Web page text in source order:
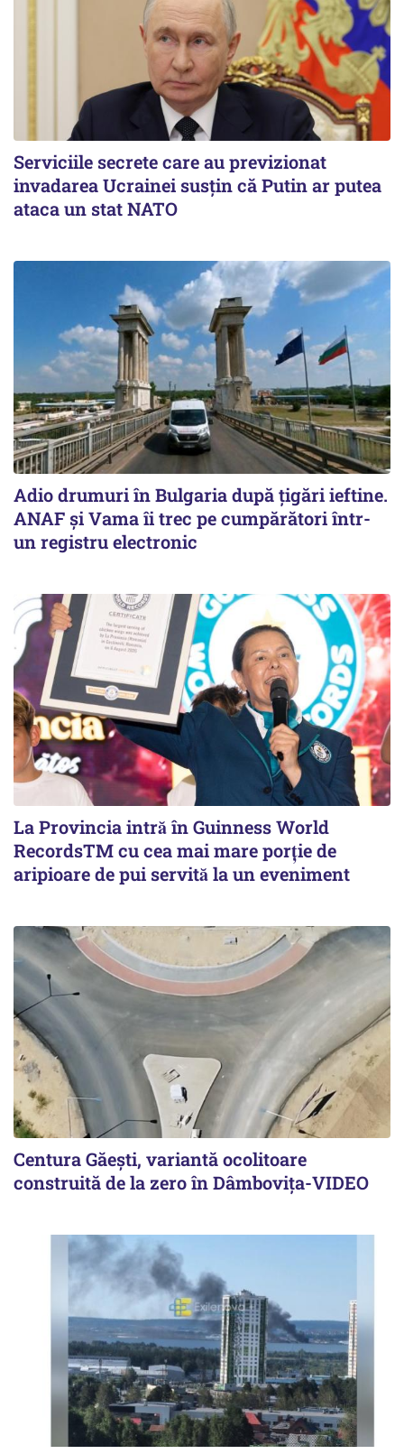
Serviciile secrete care au previzionat
invadarea Ucrainei susțin că Putin ar putea
ataca un stat NATO
Adio drumuri în Bulgaria după țigări ieftine.
ANAF și Vama îi trec pe cumpărători într-
un registru electronic
La Provincia intră în Guinness World
RecordsTM cu cea mai mare porție de
aripioare de pui servită la un eveniment
Centura Găești, variantă ocolitoare
construită de la zero în Dâmbovița-VIDEO